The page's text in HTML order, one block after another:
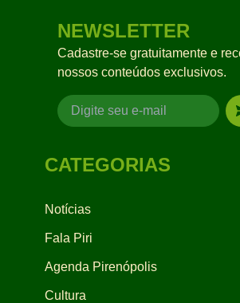
NEWSLETTER
Cadastre-se gratuitamente e
nossos conteúdos exclusivos.
CATEGORIAS
Notícias
Fala Piri
Agenda Pirenópolis
Cultura